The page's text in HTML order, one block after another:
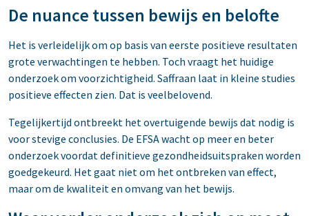
De nuance tussen bewijs en belofte
Het is verleidelijk om op basis van eerste positieve resultaten
grote verwachtingen te hebben. Toch vraagt het huidige
onderzoek om voorzichtigheid. Saffraan laat in kleine studies
positieve effecten zien. Dat is veelbelovend.
Tegelijkertijd ontbreekt het overtuigende bewijs dat nodig is
voor stevige conclusies. De EFSA wacht op meer en beter
onderzoek voordat definitieve gezondheidsuitspraken worden
goedgekeurd. Het gaat niet om het ontbreken van effect,
maar om de kwaliteit en omvang van het bewijs.